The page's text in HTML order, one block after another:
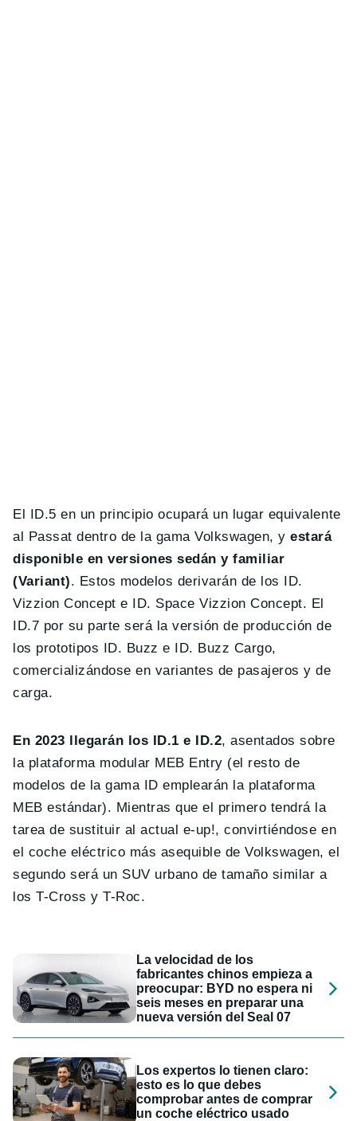
El ID.5 en un principio ocupará un lugar equivalente
al Passat dentro de la gama Volkswagen, yestará
disponible en versiones sedán y familiar
(Variant). Estos modelos derivarán de los ID.
Vizzion Concept e ID. Space Vizzion Concept. El
ID.7 por su parte será la versión de producción de
los prototipos ID. Buzz e ID. Buzz Cargo,
comercializándose en variantes de pasajeros y de
carga.
En 2023 llegarán los ID.1 e ID.2, asentados sobre
la plataforma modular MEB Entry (el resto de
modelos de la gama ID emplearán la plataforma
MEB estándar). Mientras que el primero tendrá la
tarea de sustituir al actual e-up!, convirtiéndose en
el coche eléctrico más asequible de Volkswagen, el
segundo será un SUV urbano de tamaño similar a
los T-Cross y T-Roc.
La velocidad de los
fabricantes chinos empieza a
preocupar: BYD no espera ni
seis meses en preparar una
nueva versión del Seal 07
Los expertos lo tienen claro:
esto es lo que debes
comprobar antes de comprar
un coche eléctrico usado